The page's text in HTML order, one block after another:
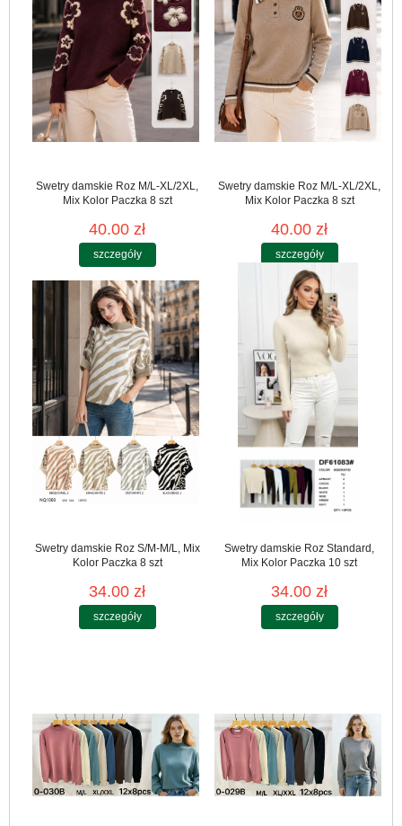
Swetry damskie Roz M/L-XL/2XL,
Mix Kolor Paczka 8 szt
40.00 zł
szczegóły
Swetry damskie Roz M/L-XL/2XL,
Mix Kolor Paczka 8 szt
40.00 zł
szczegóły
Swetry damskie Roz S/M-M/L, Mix
Kolor Paczka 8 szt
34.00 zł
szczegóły
Swetry damskie Roz Standard,
Mix Kolor Paczka 10 szt
34.00 zł
szczegóły